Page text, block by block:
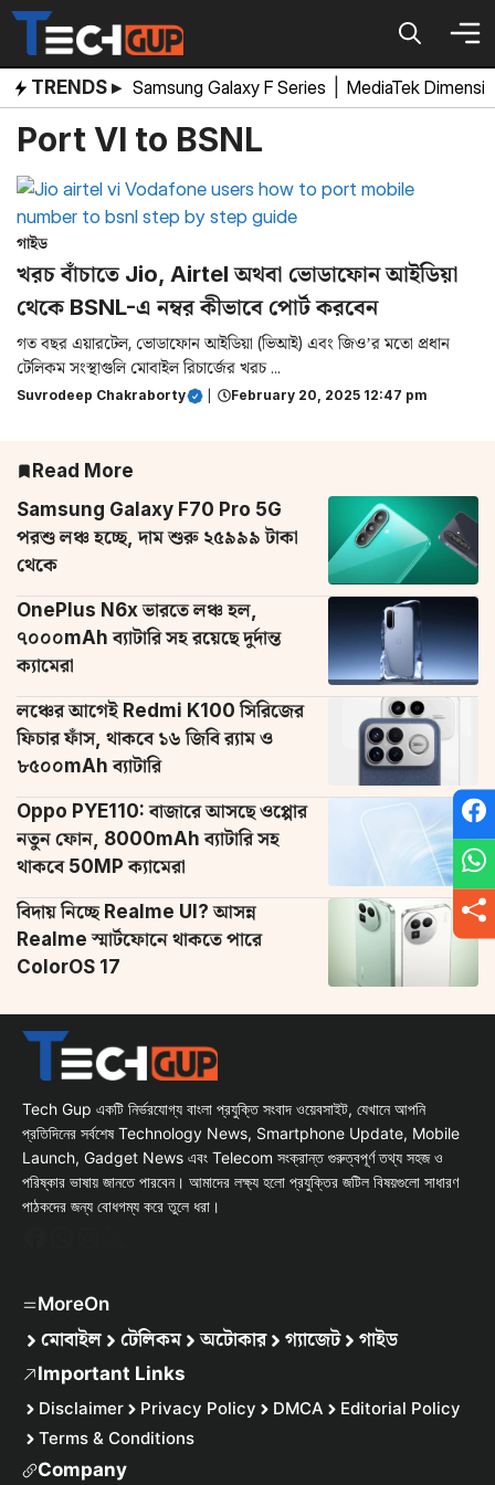
Skip
content
TRENDS ▸ Samsung Galaxy F Series MediaTek
Port VI to BSNL
গাইড
খরচ বাঁচাতে Jio, Airtel অথবা ভোডাফোন আইডিয়া
থেকে BSNL-এ নম্বর কীভাবে পোর্ট করবেন
গত বছর এয়ারটেল, ভোডাফোন আইডিয়া (ভিআই) এবং জিও’র মতো প্রধান
টেলিকম সংস্থাগুলি মোবাইল রিচার্জের খরচ ...
Suvrodeep Chakraborty February 20, 2025 12:47 pm
Read More
Samsung Galaxy F70 Pro 5G
পরশু লঞ্চ হচ্ছে, দাম শুরু ২৫৯৯৯ টাকা
থেকে
OnePlus N6x ভারতে লঞ্চ হল,
৭০০০mAh ব্যাটারি সহ রয়েছে দুর্দান্ত
ক্যামেরা
লঞ্চের আগেই Redmi K100 সিরিজের
ফিচার ফাঁস, থাকবে ১৬ জিবি র‌্যাম ও
৮৫০০mAh ব্যাটারি
Oppo PYE110: বাজারে আসছে ওপ্পোর
নতুন ফোন, 8000mAh ব্যাটারি সহ
থাকবে 50MP ক্যামেরা
বিদায় নিচ্ছে Realme UI? আসন্ন
Realme স্মার্টফোনে থাকতে পারে
ColorOS 17
Tech Gup একটি নির্ভরযোগ্য বাংলা প্রযুক্তি সংবাদ ওয়েবসাইট, যেখানে আপনি
প্রতিদিনের সর্বশেষ Technology News, Smartphone Update, Mobile
Launch, Gadget News এবং Telecom সংক্রান্ত গুরুত্বপূর্ণ তথ্য সহজ ও
পরিষ্কার ভাষায় জানতে পারবেন। আমাদের লক্ষ্য হলো প্রযুক্তির জটিল বিষয়গুলো সাধারণ
পাঠকদের জন্য বোধগম্য করে তুলে ধরা।
MoreOn
মোবাইল টেলিকম অটোকার গ্যাজেট গাইড
Important Links
Disclaimer Privacy Policy DMCA
Editorial Policy
Terms & Conditions
Company